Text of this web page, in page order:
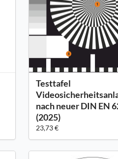
Testtafel
nach neuer DIN EN
(2025)
23,73 €